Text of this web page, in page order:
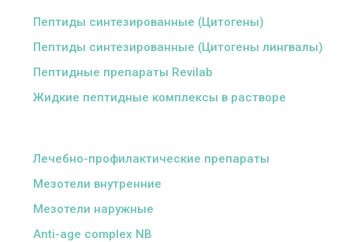
Пептиды синтезированные (Цитогены)
Пептиды синтезированные (Цитогены лингвалы)
Пептидные препараты Revilab
Жидкие пептидные комплексы в растворе
Лечебно-профилактические препараты
Мезотели внутренние
Мезотели наружные
Anti-age complex NB